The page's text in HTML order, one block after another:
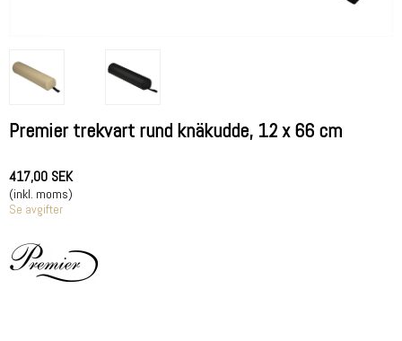
Premier trekvart rund knäkudde, 12 x 66 cm
417,00 SEK
(inkl. moms)
Se avgifter